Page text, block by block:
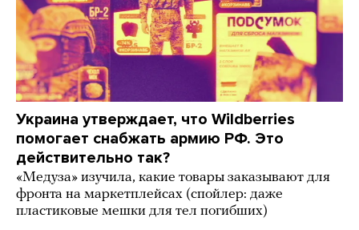
Украина утверждает, что Wildberries
помогает снабжать армию РФ. Это
действительно так?
«Медуза» изучила, какие товары заказывают для
фронта на маркетплейсах (спойлер: даже
пластиковые мешки для тел погибших)